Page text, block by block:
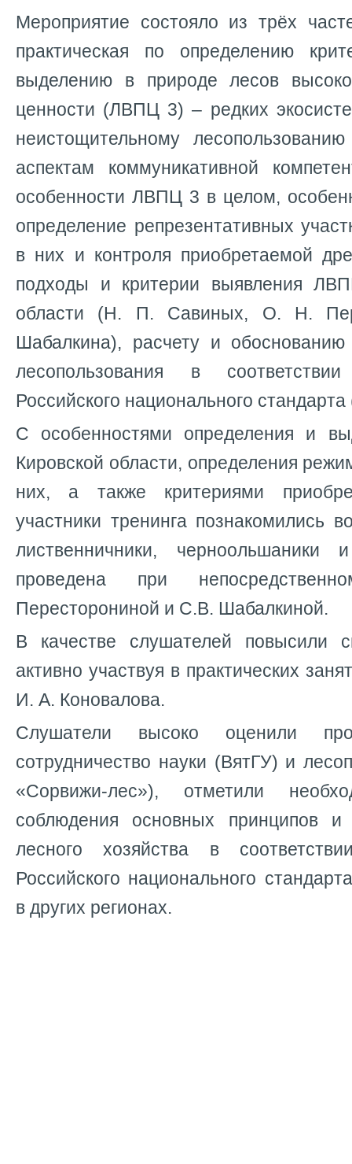
Мероприятие состояло из трёх
практическая по определению
выделению в природе лесов
ценности (ЛВПЦ 3) – редких
неистощительному
аспектам коммуникативной
особенности ЛВПЦ 3 в целом,
определение репрезентативных
в них и контроля приобретаемой
подходы и критерии выявления
области (Н. П. Савиных, О. Н.
Шабалкина), расчету и обоснованию
лесопользования в
Российского национального
С особенностями определения и
Кировской области, определения
них, а также критериями
участники тренинга познакомились
лиственничники, черноольшаники
проведена при
Пересторониной и С.В. Шабалкиной.
В качестве слушателей повысили
активно участвуя в практических
И. А. Коновалова.
Слушатели высоко оценили
сотрудничество науки (ВятГУ) и
«Сорвижи-лес»), отметили
соблюдения основных принципов и
лесного хозяйства в
Российского национального
в других регионах.